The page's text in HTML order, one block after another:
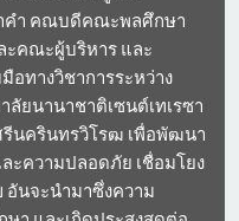
คำ คณบดีคณะพลศึกษา
คณะผู้บริหาร และ
อทางวิชาการระหว่าง
ยนานาชาติเซนต์เทเรซา
นครินทรวิโรฒ เพื่อพัฒนา
ะความปลอดภัย เชื่อมโยง
อันจะนำมาซึ่งความ